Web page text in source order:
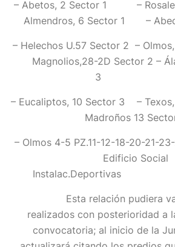
– Abetos, 2 Sector 1 –
Almendros, 6 Sector 1 –
– Helechos U.57 Sector 2 –
Magnolios,28-2D Sector 2 –
3
– Eucaliptos, 10 Sector 3 –
Madroños 13
– Olmos 4-5 PZ.11-12-18-20-21-
Edificio Social
Esta relación pudiera
realizados con posterioridad a
convocatoria; al inicio de la